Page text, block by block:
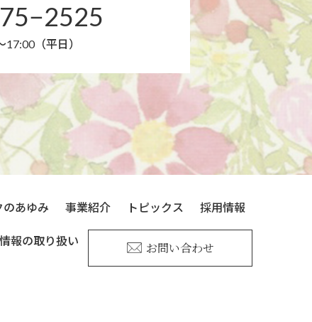
（平日）
のあゆみ 事業紹介 トピックス 採用情報
報の取り扱い お問い合わせ